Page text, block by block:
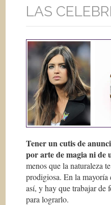
LAS
Tener un cutis de
por arte de magia ni de
menos que la naturaleza
prodigiosa. En la mayoría
así, y hay que trabajar de
para lograrlo.